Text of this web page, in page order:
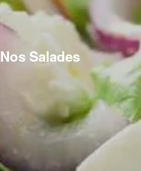
Nos Salades